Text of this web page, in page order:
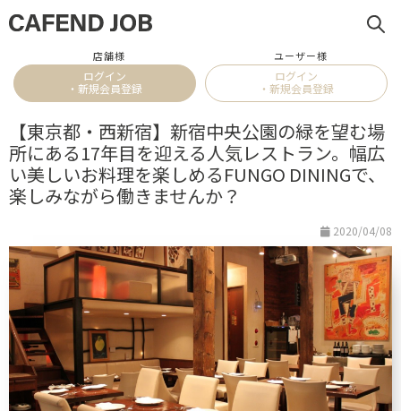
店舗様
ログイン
・新規会員登録
ユーザー様
ログイン
・新規会員登録
【東京都・西新宿】新宿中央公園の緑を望む場
所にある17年目を迎える人気レストラン。幅広
い美しいお料理を楽しめるFUNGO DININGで、
楽しみながら働きませんか？
2020/04/08